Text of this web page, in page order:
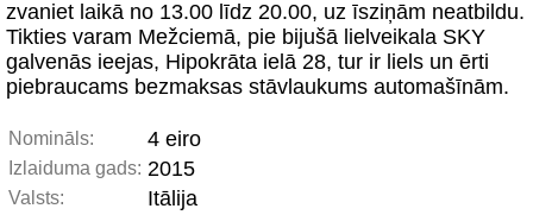
zvaniet laikā no 13.00 līdz 20.00, uz īsziņām neatbildu.
Tikties varam Mežciemā, pie bijušā lielveikala SKY
galvenās ieejas, Hipokrāta ielā 28, tur ir liels un ērti
piebraucams bezmaksas stāvlaukums automašīnām.
Nomināls: 4 eiro
Izlaiduma gads: 2015
Valsts: Itālija